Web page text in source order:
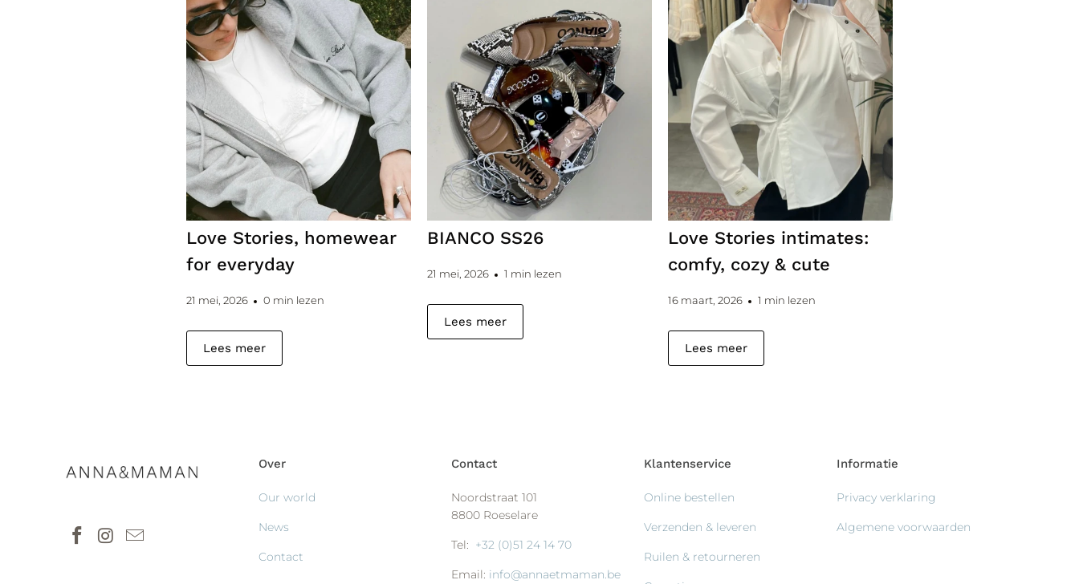
Love Stories, homewear
for everyday
21 mei, 2026 0 min lezen
Lees meer
BIANCO SS26
21 mei, 2026 1 min lezen
Lees meer
Love Stories intimates:
comfy, cozy & cute
16 maart, 2026 1 min lezen
Lees meer
Over
Our world
News
Contact
Contact
Noordstraat 101
8800 Roeselare
Tel: +32 (0)51 24 14 70
Email: info@annaetmaman.be
Klantenservice
Online bestellen
Verzenden & leveren
Ruilen & retourneren
Informatie
Privacy verklaring
Algemene voorwaarden